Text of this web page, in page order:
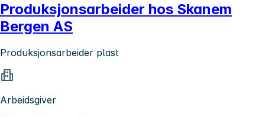
Produksjonsarbeider hos Skanem
Bergen AS
Produksjonsarbeider plast
Arbeidsgiver